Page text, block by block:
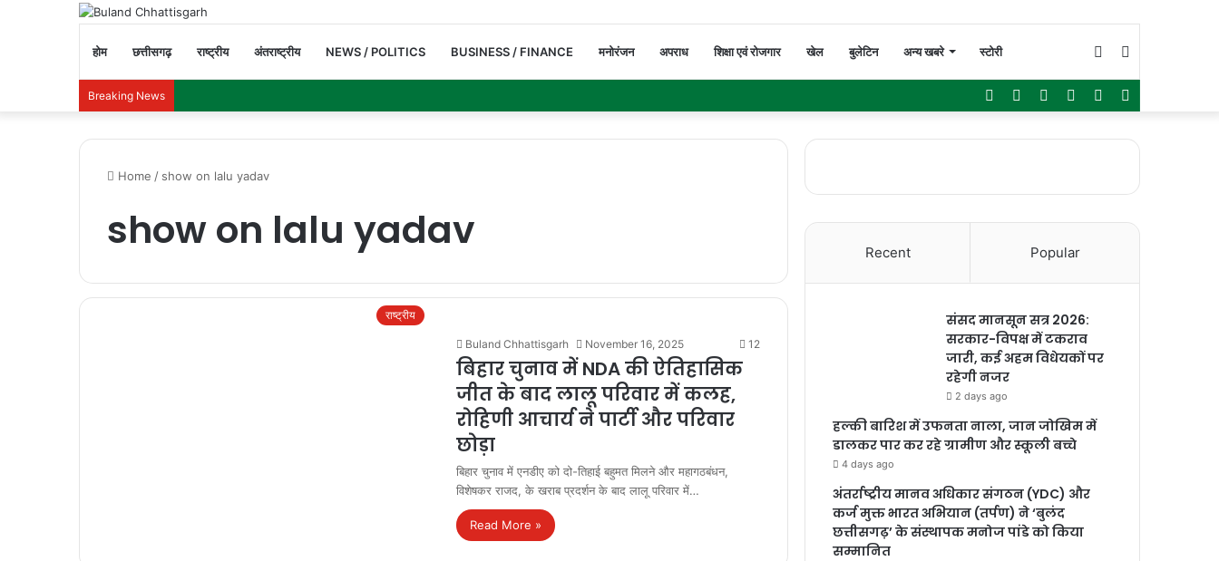
होम छत्तीसगढ़ राष्ट्रीय अंतराष्ट्रीय NEWS / POLITICS BUSINESS / FINANCE मनोरंजन अपराध शिक्षा एवं रोजगार खेल बुलेटिन अन्य खबरे स्टोरी Switch
skin
Breaking News WhatsApp
Instagram
YouTube
Twitter
Facebook
Home / show on lalu yadav
show on lalu yadav
राष्ट्रीय
Buland Chhattisgarh November 16, 2025 12
बिहार चुनाव में NDA की ऐतिहासिक
जीत के बाद लालू परिवार में कलह,
रोहिणी आचार्य ने पार्टी और परिवार
छोड़ा
बिहार चुनाव में एनडीए को दो-तिहाई बहुमत मिलने और महागठबंधन,
विशेषकर राजद, के खराब प्रदर्शन के बाद लालू परिवार में…
Read More »
Recent Popular
संसद मानसून सत्र 2026:
सरकार-विपक्ष में टकराव
जारी, कई अहम विधेयकों पर
रहेगी नजर
2 days ago
हल्की बारिश में उफनता नाला, जान जोखिम में
डालकर पार कर रहे ग्रामीण और स्कूली बच्चे
4 days ago
अंतर्राष्ट्रीय मानव अधिकार संगठन (YDC) और
कर्ज मुक्त भारत अभियान (तर्पण) ने ‘बुलंद
छत्तीसगढ़’ के संस्थापक मनोज पांडे को किया
सम्मानित